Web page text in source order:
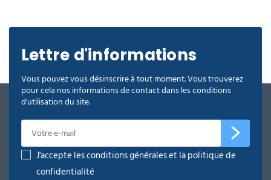
Lettre d'informations
Vous pouvez vous désinscrire à tout moment. Vous trouverez
pour cela nos informations de contact dans les conditions
d'utilisation du site.
J'accepte les conditions générales et la politique de
confidentialité